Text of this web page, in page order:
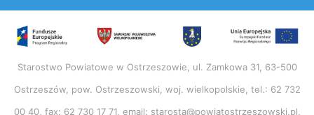
Starostwo Powiatowe w Ostrzeszowie, ul. Zamkowa 31, 63-500
Ostrzeszów, pow. Ostrzeszowski, woj. wielkopolskie, tel.: 62 732
00 40, fax: 62 730 17 71, email: starosta@powiatostrzeszowski.pl,